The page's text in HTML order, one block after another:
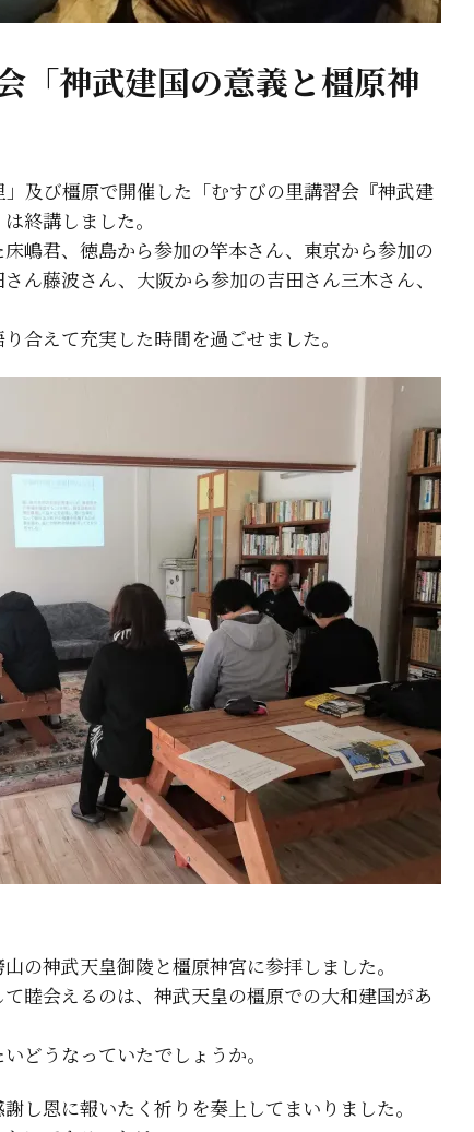
「神武建国の意義と橿原神
及び橿原で開催した「むすびの里講習会『神武建
終講しました。
嶋君、徳島から参加の竿本さん、東京から参加の
ん藤波さん、大阪から参加の吉田さん三木さん、
合えて充実した時間を過ごせました。
の神武天皇御陵と橿原神宮に参拝しました。
睦会えるのは、神武天皇の橿原での大和建国があ
どうなっていたでしょうか。
し恩に報いたく祈りを奏上してまいりました。